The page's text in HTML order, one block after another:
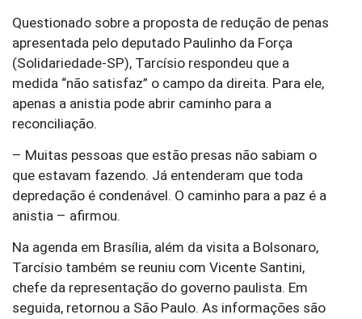
Questionado sobre a proposta de redução de penas
apresentada pelo deputado Paulinho da Força
(Solidariedade-SP), Tarcísio respondeu que a
medida “não satisfaz” o campo da direita. Para ele,
apenas a anistia pode abrir caminho para a
reconciliação.
– Muitas pessoas que estão presas não sabiam o
que estavam fazendo. Já entenderam que toda
depredação é condenável. O caminho para a paz é a
anistia – afirmou.
Na agenda em Brasília, além da visita a Bolsonaro,
Tarcísio também se reuniu com Vicente Santini,
chefe da representação do governo paulista. Em
seguida, retornou a São Paulo. As informações são